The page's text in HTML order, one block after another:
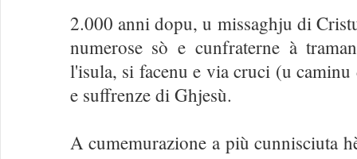
2.000 anni dopu, u missaghju di
numerose sò e cunfraterne à
l'isula, si facenu e via cruci (u
e suffrenze di Ghjesù.
A cumemurazione a più cunnisciuta